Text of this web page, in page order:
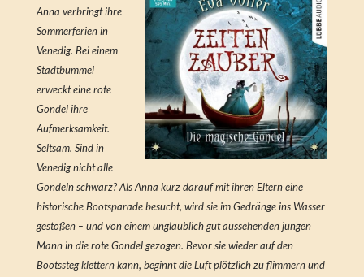
Anna verbringt ihre
Sommerferien in
Venedig. Bei einem
Stadtbummel
erweckt eine rote
Gondel ihre
Aufmerksamkeit.
Seltsam. Sind in
Venedig nicht alle
Gondeln schwarz? Als Anna kurz darauf mit ihren Eltern eine
historische Bootsparade besucht, wird sie im Gedränge ins Wasser
gestoßen – und von einem unglaublich gut aussehenden jungen
Mann in die rote Gondel gezogen. Bevor sie wieder auf den
Bootssteg klettern kann, beginnt die Luft plötzlich zu flimmern und